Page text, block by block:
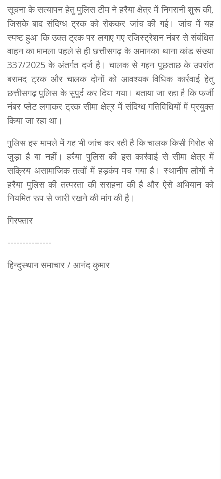
सूचना के सत्यापन हेतु पुलिस टीम ने हरैया क्षेत्र में निगरानी शुरू की,
जिसके बाद संदिग्ध ट्रक को रोककर जांच की गई। जांच में यह
स्पष्ट हुआ कि उक्त ट्रक पर लगाए गए रजिस्ट्रेशन नंबर से संबंधित
वाहन का मामला पहले से ही छत्तीसगढ़ के अमानका थाना कांड संख्या
337/2025 के अंतर्गत दर्ज है। चालक से गहन पूछताछ के उपरांत
बरामद ट्रक और चालक दोनों को आवश्यक विधिक कार्रवाई हेतु
छत्तीसगढ़ पुलिस के सुपुर्द कर दिया गया। बताया जा रहा है कि फर्जी
नंबर प्लेट लगाकर ट्रक सीमा क्षेत्र में संदिग्ध गतिविधियों में प्रयुक्त
किया जा रहा था।
पुलिस इस मामले में यह भी जांच कर रही है कि चालक किसी गिरोह से
जुड़ा है या नहीं। हरैया पुलिस की इस कार्रवाई से सीमा क्षेत्र में
सक्रिय असामाजिक तत्वों में हड़कंप मच गया है। स्थानीय लोगों ने
हरैया पुलिस की तत्परता की सराहना की है और ऐसे अभियान को
नियमित रूप से जारी रखने की मांग की है।
गिरफ्तार
---------------
हिन्दुस्थान समाचार / आनंद कुमार